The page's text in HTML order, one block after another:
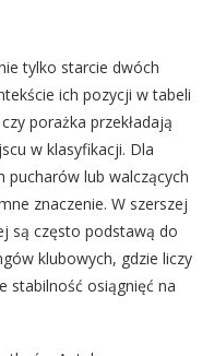
tylko starcie dwóch
ich pozycji w tabeli
porażka przekładają
w klasyfikacji. Dla
pucharów lub walczących
znaczenie. W szerszej
są często podstawą do
klubowych, gdzie liczy
stabilność osiągnięć na